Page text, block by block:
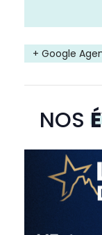
+ Google
NOS